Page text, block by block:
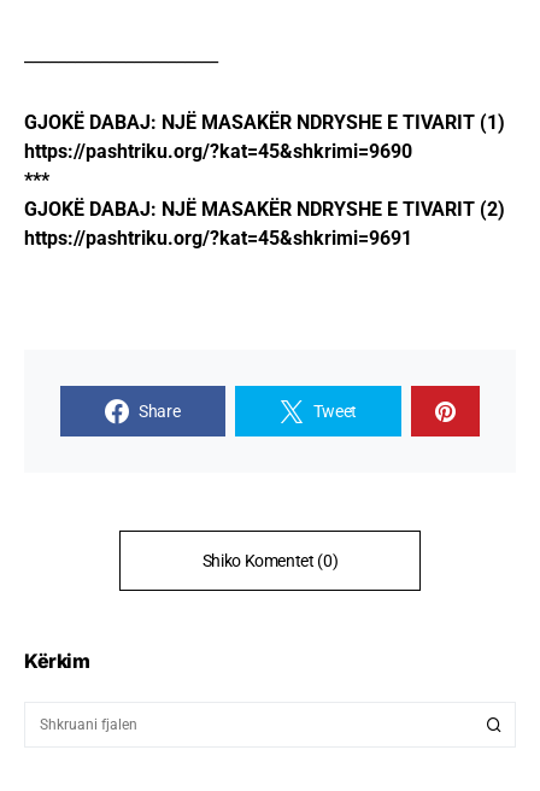
GJOKË DABAJ: NJË MASAKËR NDRYSHE E TIVARIT (1)
https://pashtriku.org/?kat=45&shkrimi=9690
***
GJOKË DABAJ: NJË MASAKËR NDRYSHE E TIVARIT (2)
https://pashtriku.org/?kat=45&shkrimi=9691
Share Tweet
Shiko Komentet (0)
Kërkim